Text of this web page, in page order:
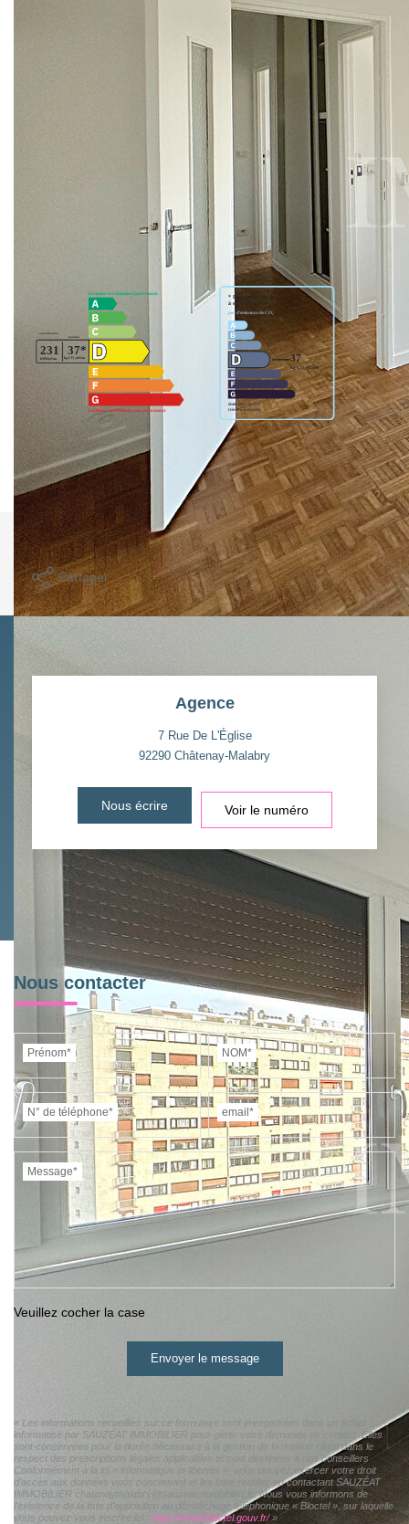
Antony : Beau 3 pièces de 58 m² calme et sans vis-à-vis ,
à 5 minutes à pied du RER B station parc de sceaux et
proche des écoles et des commerces.
Appartement comprenant : entrée avec placard, séjour
avec balcon, cuisine aménagée et équipée, 2 chambres,
Place de parking extérieur et cave en sous-sol.
Nous contacter
Diagnostics énergétiques
Montant estimé des dépenses annuelles d'énergie pour un
usage standard entre 1164€ et 1576€. indexées aux années
2021,2022 et 2023 (abonnement compris).
Imprimer
Partager
Agence
7 Rue De L'Église
92290 Châtenay-Malabry
Nous écrire Voir le numéro
Nous contacter
Prénom* NOM*
N° de téléphone* email*
Message*
Veuillez cocher la case
Envoyer le message
« Les informations recueillies sur ce formulaire sont enregistrées dans un fichier
informatisé par SAUZÉAT IMMOBILIER pour gérer votre demande de contact. Elles
sont conservées pour la durée nécessaire à la gestion de la relation client dans le
respect des prescriptions légales applicables et sont destinées à nos conseillers
Conformément à la loi « informatique et libertés », vous pouvez exercer votre droit
d'accès aux données vous concernant et les faire rectifier en contactant SAUZÉAT
IMMOBILIER chatenaymalabry@sauzeat-immobilier.fr. Nous vous informons de
l'existence de la liste d'opposition au démarchage téléphonique « Bloctel », sur laquelle
vous pouvez vous inscrire ici : https://www.bloctel.gouv.fr/»